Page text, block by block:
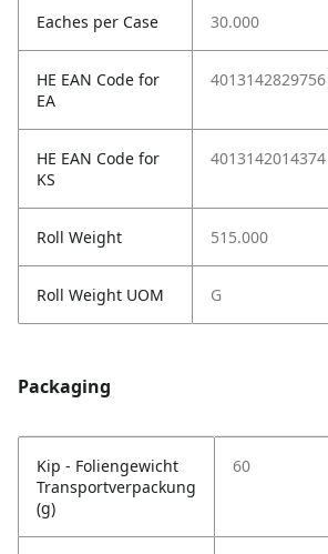
Eaches per Case 30.000
HE EAN Code for
EA
4013142829756
HE EAN Code for
KS
4013142014374
Roll Weight 515.000
Roll Weight UOM G
Packaging
Kip - Foliengewicht
Transportverpackung
(g)
60